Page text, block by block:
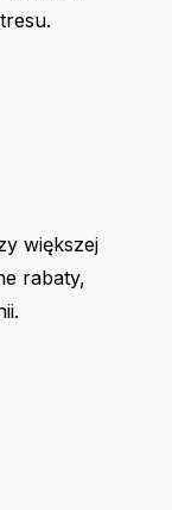
większej
rabaty,